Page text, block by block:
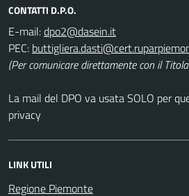
CONTATTI D.P.O.
E-mail:
PEC:
(Per comunicare direttamente con il
La mail del DPO va usata SOLO per
privacy
LINK UTILI
Regione Piemonte